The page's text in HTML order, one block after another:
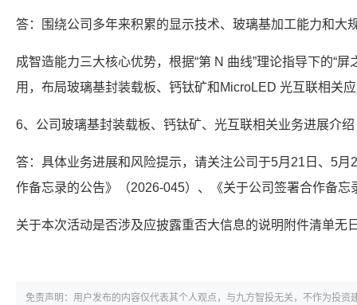
答：围绕公司多年来积累的显示技术、玻璃基加工能力和大
成智造能力三大核心优势，根据“第 N 曲线”理论指导下的“
用，布局玻璃基封装载板、钙钛矿和MicroLED 光互联相关
6、公司玻璃基封装载板、钙钛矿、光互联相关业务进展介绍
答：具体业务进展和风险提示，请关注公司于5月21日、5
作备忘录的公告》（2026-045）、《关于公司签署合作备
关于本次活动是否涉及应披露重否大信息的说明附件清单无
免责声明：用户发布的内容仅代表其个人观点，与九方智投无关，不作为投